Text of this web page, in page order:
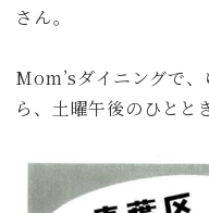
さん。
Mom’sダイニングで
ら、土曜午後のひとと